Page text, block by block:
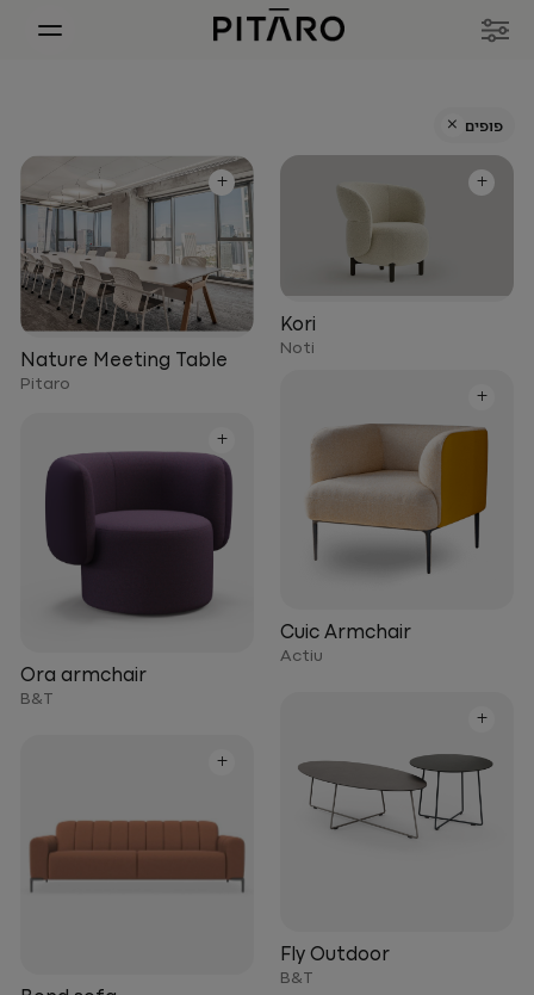
פופים+
+
Kori
Noti
+
Nature Meeting Table
Pitaro +
Cuic Armchair
Actiu
+
Ora armchair
B&T
+
Fly Outdoor
B&T
+